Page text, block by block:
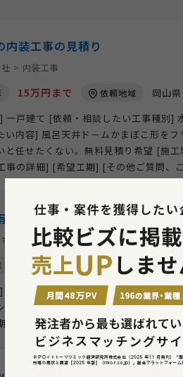
内装工事の見積り
> 内装工事
15万円まで 依頼地域
岡山県
一戸建て [依頼・相談したい工事種別]
い内容] 風呂天井ド－ムかまぼこ形を
と任せたくない。無料見積り希望 [施
事の詳細] [希望工期] [その他ご質問、
漏り修理】内装工事の見積り
> 内装工事
相談して決めたい 依頼地域
一戸建て [依頼・相談したい工事種別]
ミの箇所の張り替え [施工地域] 同上 [
] [その他ご質問、ご要望、備考]